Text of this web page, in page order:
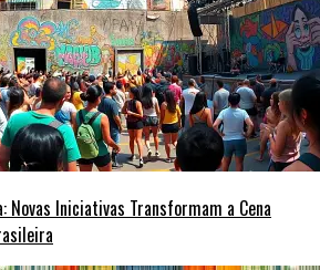
Novas Iniciativas Transformam a Cena